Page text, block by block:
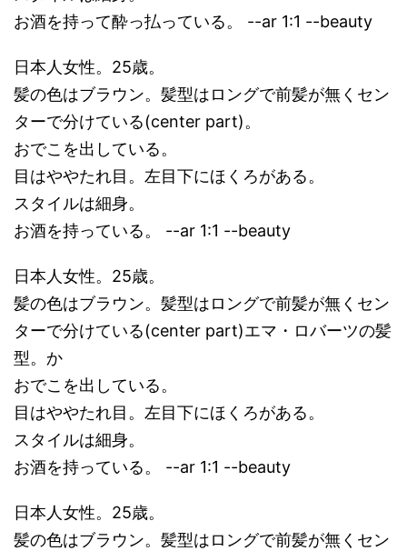
お酒を持って酔っ払っている。 --ar 1:1 --beauty
日本人女性。25歳。
髪の色はブラウン。髪型はロングで前髪が無くセン
ターで分けている(center part)。
おでこを出している。
目はややたれ目。左目下にほくろがある。
スタイルは細身。
お酒を持っている。 --ar 1:1 --beauty
日本人女性。25歳。
髪の色はブラウン。髪型はロングで前髪が無くセン
ターで分けている(center part)エマ・ロバーツの髪
型。か
おでこを出している。
目はややたれ目。左目下にほくろがある。
スタイルは細身。
お酒を持っている。 --ar 1:1 --beauty
日本人女性。25歳。
髪の色はブラウン。髪型はロングで前髪が無くセン